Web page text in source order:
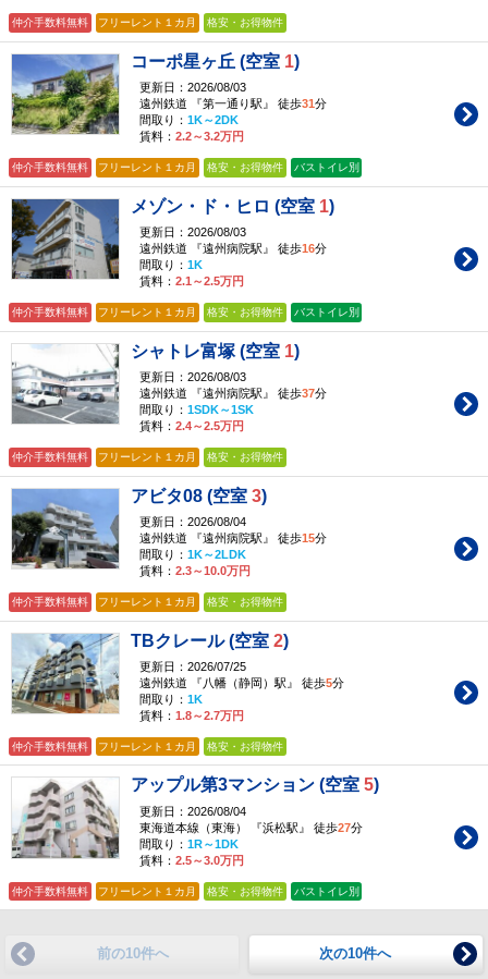
仲介手数料無料 フリーレント１カ月 格安・お得物件
コーポ星ヶ丘 (空室 1)
更新日：2026/08/03
遠州鉄道 『第一通り駅』 徒歩31分
間取り： 1K～2DK
賃料： 2.2～3.2万円
仲介手数料無料 フリーレント１カ月 格安・お得物件 バストイレ別
メゾン・ド・ヒロ (空室 1)
更新日：2026/08/03
遠州鉄道 『遠州病院駅』 徒歩16分
間取り： 1K
賃料： 2.1～2.5万円
仲介手数料無料 フリーレント１カ月 格安・お得物件 バストイレ別
シャトレ富塚 (空室 1)
更新日：2026/08/03
遠州鉄道 『遠州病院駅』 徒歩37分
間取り： 1SDK～1SK
賃料： 2.4～2.5万円
仲介手数料無料 フリーレント１カ月 格安・お得物件
アビタ08 (空室 3)
更新日：2026/08/04
遠州鉄道 『遠州病院駅』 徒歩15分
間取り： 1K～2LDK
賃料： 2.3～10.0万円
仲介手数料無料 フリーレント１カ月 格安・お得物件
TBクレール (空室 2)
更新日：2026/07/25
遠州鉄道 『八幡（静岡）駅』 徒歩5分
間取り： 1K
賃料： 1.8～2.7万円
仲介手数料無料 フリーレント１カ月 格安・お得物件
アップル第3マンション (空室 5)
更新日：2026/08/04
東海道本線（東海） 『浜松駅』 徒歩27分
間取り： 1R～1DK
賃料： 2.5～3.0万円
仲介手数料無料 フリーレント１カ月 格安・お得物件 バストイレ別
前の10件へ 次の10件へ